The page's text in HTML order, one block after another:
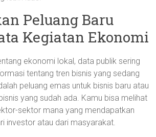
Peluang Baru
Kegiatan Ekonomi
ekonomi lokal, data publik sering
tentang tren bisnis yang sedang
peluang emas untuk bisnis baru atau
yang sudah ada. Kamu bisa melihat
sektor mana yang mendapatkan
investor atau dari masyarakat.